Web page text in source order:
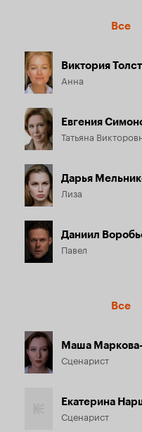
Все
Виктория
Анна
Евгения
Татьяна
Дарья
Лиза
Даниил
Павел
Все
Маша
Сценарист
Екатерина
Сценарист